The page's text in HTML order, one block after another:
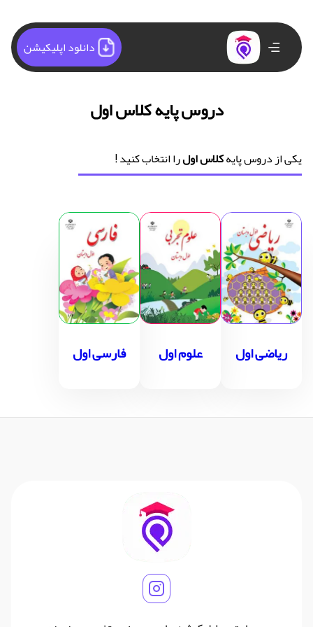
دانلود اپلیکیشن
دروس پایه کلاس اول
یکی از دروس پایهکلاس اولرا انتخاب کنید !
ریاضی اول علوم اول فارسی اول